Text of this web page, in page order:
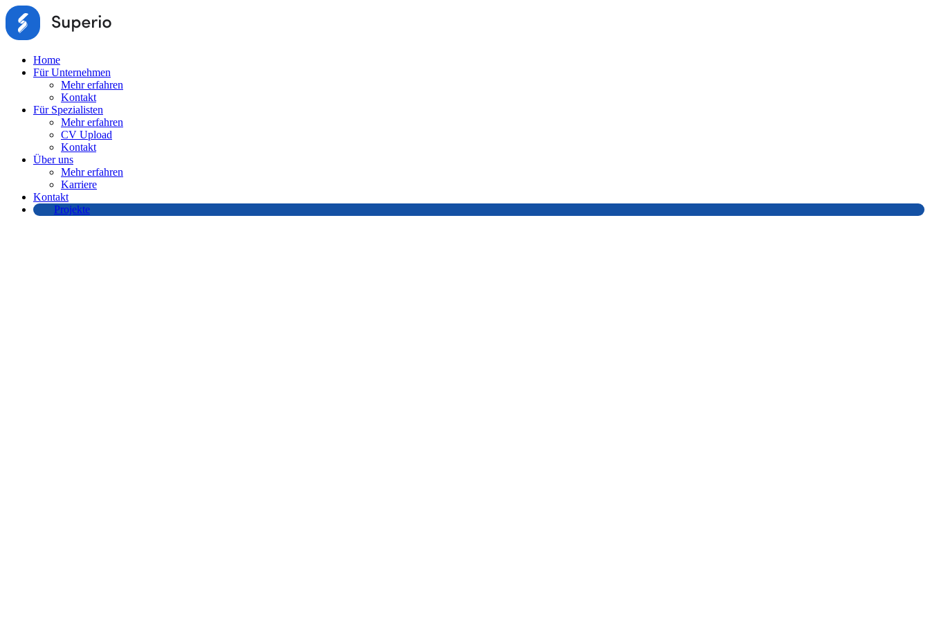
Home
Für Unternehmen
Mehr erfahren
Kontakt
Für Spezialisten
Mehr erfahren
CV Upload
Kontakt
Über uns
Mehr erfahren
Karriere
Kontakt
Projekte